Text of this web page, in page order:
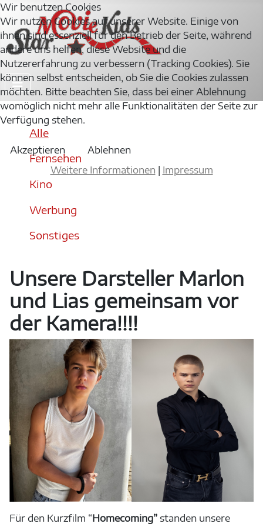
Alle
Fernsehen
Kino
Werbung
Sonstiges
Unsere Darsteller Marlon
und Lias gemeinsam vor
der Kamera!!!!
Für den Kurzfilm “Homecoming” standen unsere
Wir benutzen Cookies
Wir nutzen Cookies auf unserer Website. Einige von
ihnen sind essenziell für den Betrieb der Seite, während
andere uns helfen, diese Website und die
Nutzererfahrung zu verbessern (Tracking Cookies). Sie
können selbst entscheiden, ob Sie die Cookies zulassen
möchten. Bitte beachten Sie, dass bei einer Ablehnung
womöglich nicht mehr alle Funktionalitäten der Seite zur
Verfügung stehen.
Akzeptieren
Ablehnen
Weitere Informationen
Impressum